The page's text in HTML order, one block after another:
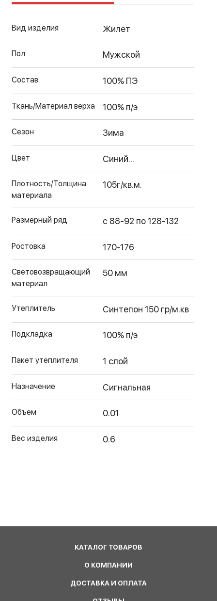
Вид изделия Жилет
Пол Мужской
Состав 100% ПЭ
Ткань/Материал верха 100% п/э
Сезон Зима
Цвет Синий...
Плотность/Толщина
материала
105г/кв.м.
Размерный ряд с 88-92 по 128-132
Ростовка 170-176
Световозвращающий
материал
50 мм
Утеплитель Синтепон 150 гр/м.кв
Подкладка 100% п/э
Пакет утеплителя 1 слой
Назначение Сигнальная
Объем 0.01
Вес изделия 0.6
КАТАЛОГ ТОВАРОВ
О КОМПАНИИ
ДОСТАВКА И ОПЛАТА